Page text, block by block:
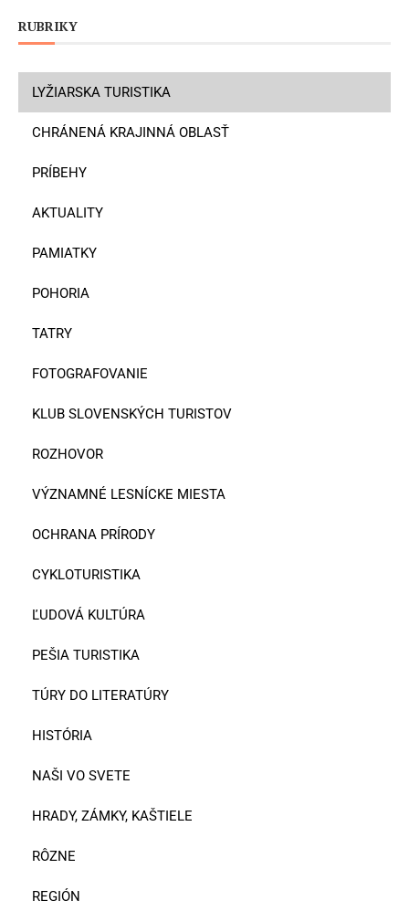
RUBRIKY
LYŽIARSKA TURISTIKA
CHRÁNENÁ KRAJINNÁ OBLASŤ
PRÍBEHY
AKTUALITY
PAMIATKY
POHORIA
TATRY
FOTOGRAFOVANIE
KLUB SLOVENSKÝCH TURISTOV
ROZHOVOR
VÝZNAMNÉ LESNÍCKE MIESTA
OCHRANA PRÍRODY
CYKLOTURISTIKA
ĽUDOVÁ KULTÚRA
PEŠIA TURISTIKA
TÚRY DO LITERATÚRY
HISTÓRIA
NAŠI VO SVETE
HRADY, ZÁMKY, KAŠTIELE
RÔZNE
REGIÓN